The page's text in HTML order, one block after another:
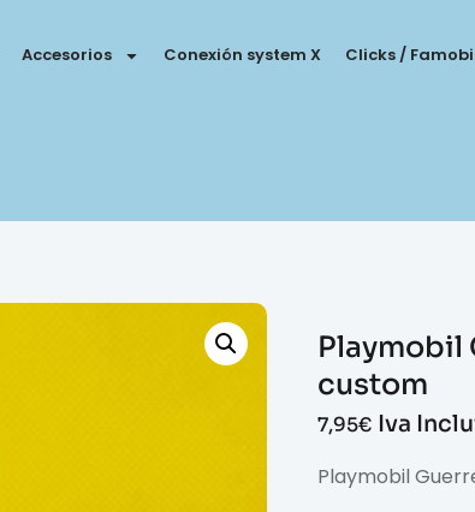
Accesorios Conexión system X Clicks /
Playmobil
custom
7,95€ Iva
Playmobil